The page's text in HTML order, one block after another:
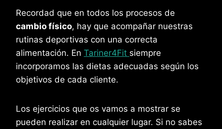
Recordad que en todos los procesos de
cambio físico, hay que acompañar nuestras
rutinas deportivas con una correcta
alimentación. En Tariner4Fit siempre
incorporamos las dietas adecuadas según los
objetivos de cada cliente.
Los ejercicios que os vamos a mostrar se
pueden realizar en cualquier lugar. Si no sabes